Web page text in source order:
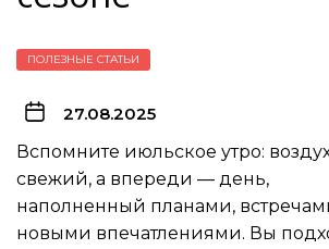
ПОЛЕЗНЫЕ СТАТЬИ
27.08.2025
Вспомните июльское утро:
свежий, а впереди — день,
наполненный планами,
новыми впечатлениями. Вы